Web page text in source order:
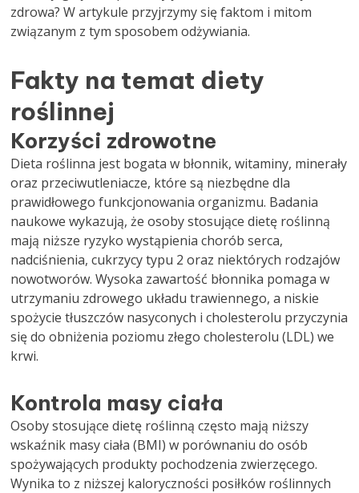
zdrowa? W artykule przyjrzymy się faktom i mitom
związanym z tym sposobem odżywiania.
Fakty na temat diety
roślinnej
Korzyści zdrowotne
Dieta roślinna jest bogata w błonnik, witaminy, minerały
oraz przeciwutleniacze, które są niezbędne dla
prawidłowego funkcjonowania organizmu. Badania
naukowe wykazują, że osoby stosujące dietę roślinną
mają niższe ryzyko wystąpienia chorób serca,
nadciśnienia, cukrzycy typu 2 oraz niektórych rodzajów
nowotworów. Wysoka zawartość błonnika pomaga w
utrzymaniu zdrowego układu trawiennego, a niskie
spożycie tłuszczów nasyconych i cholesterolu przyczynia
się do obniżenia poziomu złego cholesterolu (LDL) we
krwi.
Kontrola masy ciała
Osoby stosujące dietę roślinną często mają niższy
wskaźnik masy ciała (BMI) w porównaniu do osób
spożywających produkty pochodzenia zwierzęcego.
Wynika to z niższej kaloryczności posiłków roślinnych